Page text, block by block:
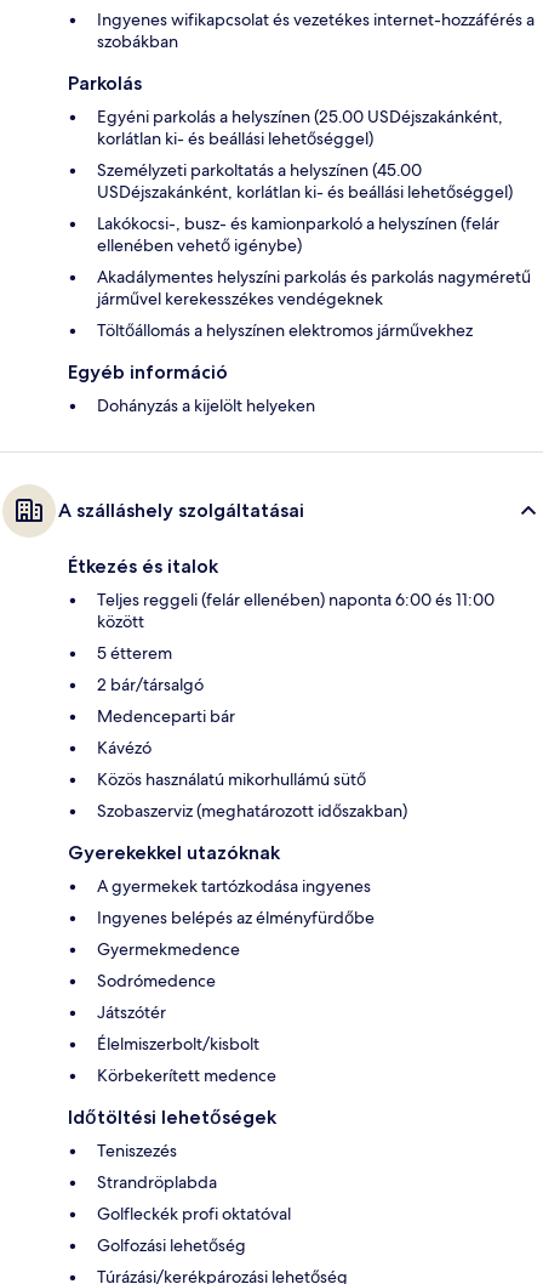
Ingyenes wifikapcsolat és vezetékes internet-hozzáférés a
szobákban
Parkolás
Egyéni parkolás a helyszínen (25.00 USDéjszakánként,
korlátlan ki- és beállási lehetőséggel)
Személyzeti parkoltatás a helyszínen (45.00
USDéjszakánként, korlátlan ki- és beállási lehetőséggel)
Lakókocsi-, busz- és kamionparkoló a helyszínen (felár
ellenében vehető igénybe)
Akadálymentes helyszíni parkolás és parkolás nagyméretű
járművel kerekesszékes vendégeknek
Töltőállomás a helyszínen elektromos járművekhez
Egyéb információ
Dohányzás a kijelölt helyeken
A szálláshely szolgáltatásai
Étkezés és italok
Teljes reggeli (felár ellenében) naponta 6:00 és 11:00
között
5 étterem
2 bár/társalgó
Medenceparti bár
Kávézó
Közös használatú mikorhullámú sütő
Szobaszerviz (meghatározott időszakban)
Gyerekekkel utazóknak
A gyermekek tartózkodása ingyenes
Ingyenes belépés az élményfürdőbe
Gyermekmedence
Sodrómedence
Játszótér
Élelmiszerbolt/kisbolt
Körbekerített medence
Időtöltési lehetőségek
Teniszezés
Strandröplabda
Golfleckék profi oktatóval
Golfozási lehetőség
Túrázási/kerékpározási lehetőség